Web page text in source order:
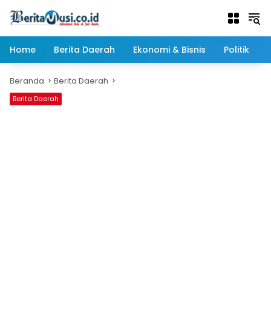
Home
Berita Daerah Ekonomi & Bisnis Politik
Beranda Berita Daerah
Berita Daerah